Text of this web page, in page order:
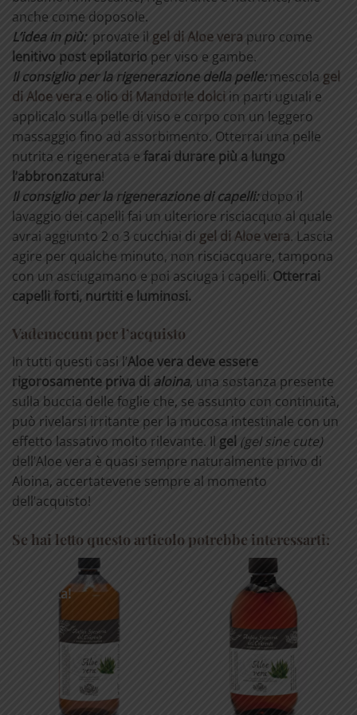
anche come doposole.
L’idea in più:provate il gel di Aloe vera puro come
lenitivo post epilatorio per viso e gambe.
Il consiglio per la rigenerazione della pelle:mescola gel
di Aloe vera e olio di Mandorle dolci in parti uguali e
applicalo sulla pelle di viso e corpo con un leggero
massaggio fino ad assorbimento. Otterrai una pelle
nutrita e rigenerata e farai durare più a lungo
l’abbronzatura!
Il consiglio per la rigenerazione di capelli:dopo il
lavaggio dei capelli fai un ulteriore risciacquo al quale
avrai aggiunto 2 o 3 cucchiai di gel di Aloe vera. Lascia
agire per qualche minuto, non risciacquare, tampona
con un asciugamano e poi asciuga i capelli. Otterrai
capelli forti, nurtiti e luminosi.
Vademecum per l’acquisto
In tutti questi casi l’Aloe vera deve essere
rigorosamente priva di aloina, una sostanza presente
sulla buccia delle foglie che, se assunto con continuità,
può rivelarsi irritante per la mucosa intestinale con un
effetto lassativo molto rilevante. Il gel (gel sine cute)
dell’Aloe vera è quasi sempre naturalmente privo di
Aloina, accertatevene sempre al momento
dell’acquisto!
Se hai letto questo articolo potrebbe interessarti:
In offerta!